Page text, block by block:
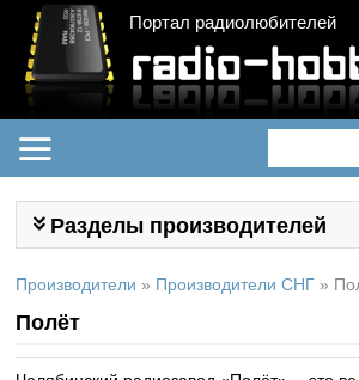
Портал радиолюбителей
Разделы производителей
Производители » Производители СНГ »
Полёт